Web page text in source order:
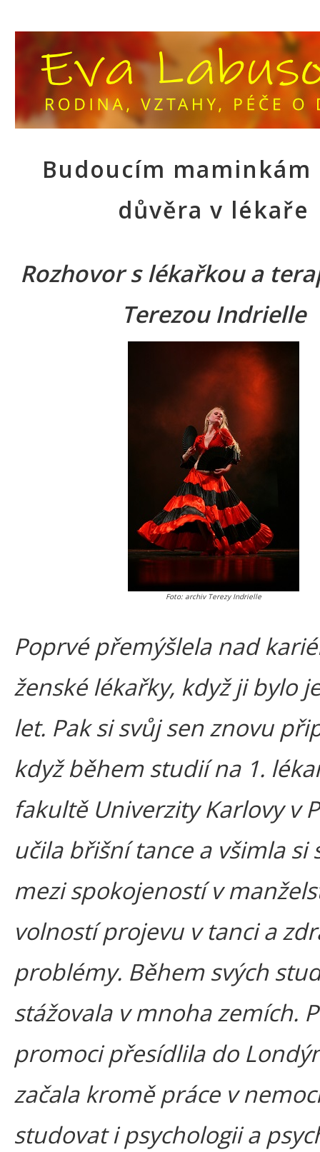
Budoucím maminkám
důvěra v lékaře
Rozhovor s lékařkou a
Terezou Indrielle
Foto: archiv Terezy Indrielle
Poprvé přemýšlela nad
ženské lékařky, když ji bylo
let. Pak si svůj sen znovu
když během studií na 1.
fakultě Univerzity Karlovy v
učila břišní tance a všimla si
mezi spokojeností v
volností projevu v tanci a
problémy. Během svých
stážovala v mnoha zemích.
promoci přesídlila do
začala kromě práce v
studovat i psychologii a